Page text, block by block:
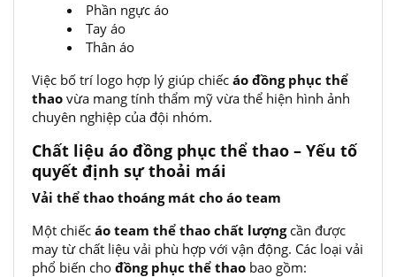
Phần ngực áo
Tay áo
Thân áo
Việc bố trí logo hợp lý giúp chiếc áo đồng phục thể
thao vừa mang tính thẩm mỹ vừa thể hiện hình ảnh
chuyên nghiệp của đội nhóm.
Chất liệu áo đồng phục thể thao – Yếu tố
quyết định sự thoải mái
Vải thể thao thoáng mát cho áo team
Một chiếc áo team thể thao chất lượngcần được
may từ chất liệu vải phù hợp với vận động. Các loại vải
phổ biến cho đồng phục thể thao bao gồm: